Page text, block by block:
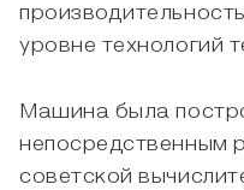
уровне технологий
Машина была
непосредственным
советской